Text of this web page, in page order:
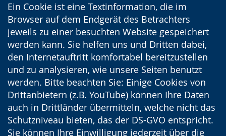
Ein Cookie ist eine Textinformation, die im
Browser auf dem Endgerät des Betrachters
jeweils zu einer besuchten Website gespeichert
werden kann. Sie helfen uns und Dritten dabei,
den Internetauftritt komfortabel bereitzustellen
und zu analysieren, wie unsere Seiten benutzt
werden. Bitte beachten Sie: Einige Cookies von
Drittanbietern (z.B. YouTube) können Ihre Daten
auch in Drittländer übermitteln, welche nicht das
Schutzniveau bieten, das der DS-GVO entspricht.
Sie können Ihre Einwilligung jederzeit über die